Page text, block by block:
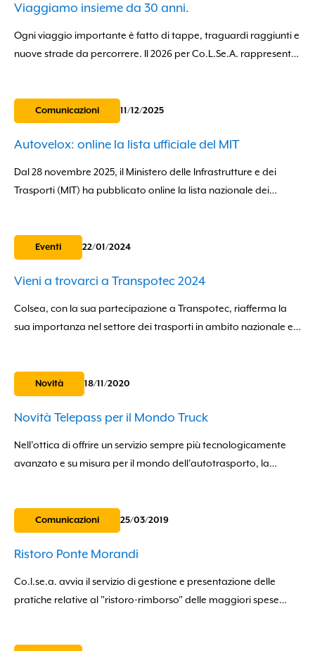
Viaggiamo insieme da 30 anni.
Ogni viaggio importante è fatto di tappe, traguardi raggiunti e
nuove strade da percorrere. Il 2026 per Co.L.Se.A. rappresenta
Comunicazioni 11/12/2025
Autovelox: online la lista ufficiale del MIT
Dal 28 novembre 2025, il Ministero delle Infrastrutture e dei
Trasporti (MIT) ha pubblicato online la lista nazionale dei
Eventi 22/01/2024
Vieni a trovarci a Transpotec 2024
Colsea, con la sua partecipazione a Transpotec, riafferma la
sua importanza nel settore dei trasporti in ambito nazionale ed
Novità 18/11/2020
Novità Telepass per il Mondo Truck
Nell’ottica di offrire un servizio sempre più tecnologicamente
avanzato e su misura per il mondo dell’autotrasporto, la
Comunicazioni 25/03/2019
Ristoro Ponte Morandi
Co.l.se.a. avvia il servizio di gestione e presentazione delle
pratiche relative al "ristoro-rimborso" delle maggiori spese